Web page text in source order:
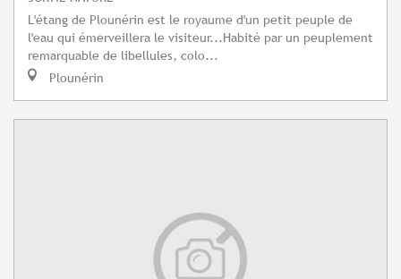
L'étang de Plounérin est le royaume d'un petit peuple de
l'eau qui émerveillera le visiteur...Habité par un peuplement
remarquable de libellules, colo...
Plounérin